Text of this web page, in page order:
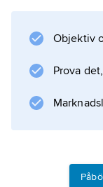
Wales.
ITTF med
har 218
Objektiv
Prova